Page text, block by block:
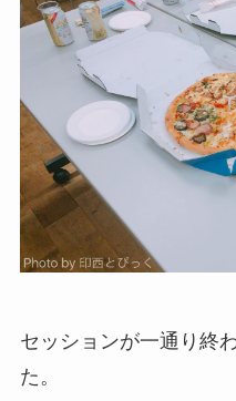
セッションが一通り終
た。